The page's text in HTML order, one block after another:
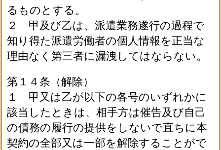
るものとする。
２ 甲及び乙は、派遣業務遂行の過程で
知り得た派遣労働者の個人情報を正当な
理由なく第三者に漏洩してはならない。
第１４条（解除）
１ 甲又は乙が以下の各号のいずれかに
該当したときは、相手方は催告及び自己
の債務の履行の提供をしないで直ちに本
契約の全部又は一部を解除することがで